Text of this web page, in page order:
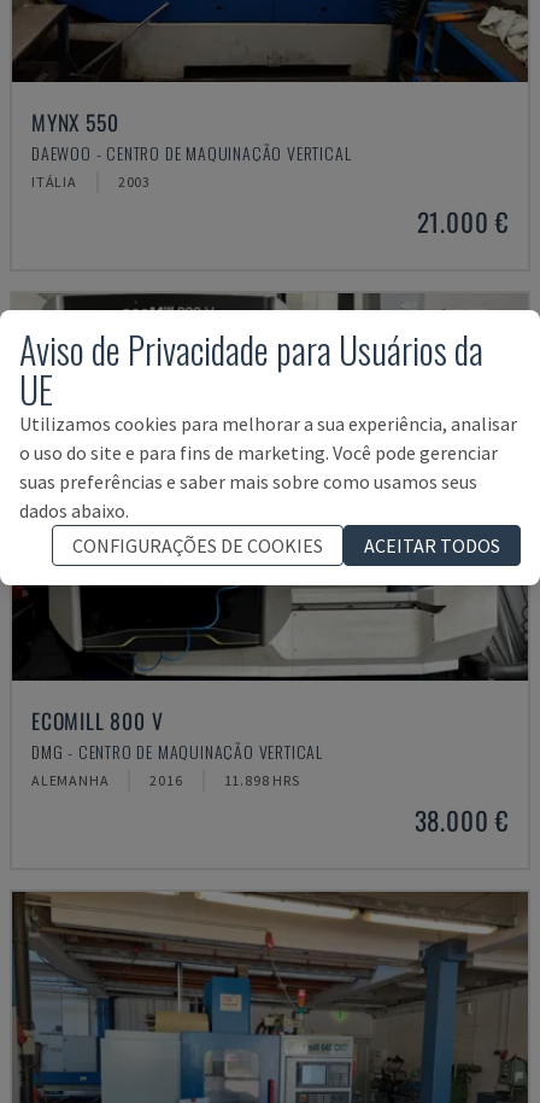
MYNX 550
DAEWOO - CENTRO DE MAQUINAÇÃO VERTICAL
ITÁLIA 2003
21.000 €
ECOMILL 800 V
DMG - CENTRO DE MAQUINAÇÃO VERTICAL
ALEMANHA 2016 11.898 HRS
38.000 €
Aviso de Privacidade para Usuários da
UE
Utilizamos cookies para melhorar a sua experiência, analisar
o uso do site e para fins de marketing. Você pode gerenciar
suas preferências e saber mais sobre como usamos seus
dados abaixo.
CONFIGURAÇÕES DE COOKIES
ACEITAR TODOS